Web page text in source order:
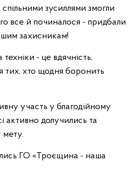
зусиллями змогли
все й починалося - придбали
захисникам!
- це вдячність,
тих, хто щодня боронить
участь у благодійному
активно долучились та
мету.
ГО «Троєщина - наша